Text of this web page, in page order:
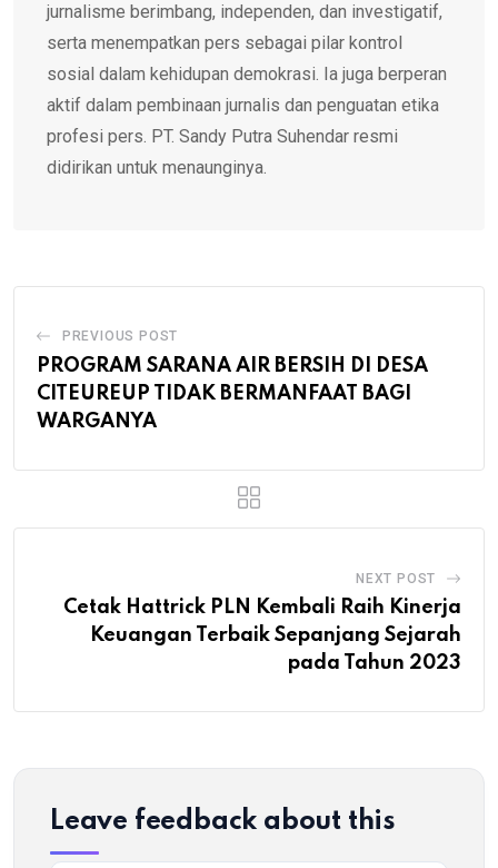
jurnalisme berimbang, independen, dan investigatif,
serta menempatkan pers sebagai pilar kontrol
sosial dalam kehidupan demokrasi. Ia juga berperan
aktif dalam pembinaan jurnalis dan penguatan etika
profesi pers. PT. Sandy Putra Suhendar resmi
didirikan untuk menaunginya.
PREVIOUS POST
PROGRAM SARANA AIR BERSIH DI DESA
CITEUREUP TIDAK BERMANFAAT BAGI
WARGANYA
NEXT POST
Cetak Hattrick PLN Kembali Raih Kinerja
Keuangan Terbaik Sepanjang Sejarah
pada Tahun 2023
Leave feedback about this